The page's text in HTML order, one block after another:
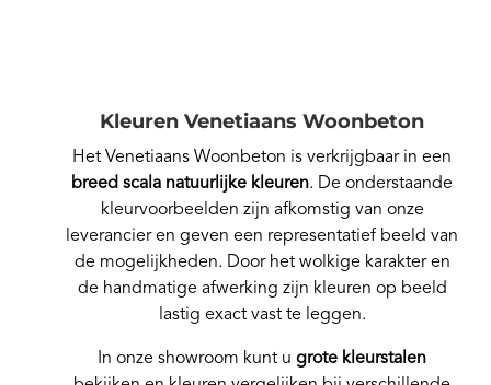
Kleuren Venetiaans Woonbeton
Het Venetiaans Woonbeton is verkrijgbaar in een
breed scala natuurlijke kleuren. De onderstaande
kleurvoorbeelden zijn afkomstig van onze
leverancier en geven een representatief beeld van
de mogelijkheden. Door het wolkige karakter en
de handmatige afwerking zijn kleuren op beeld
lastig exact vast te leggen.
In onze showroom kunt u grote kleurstalen